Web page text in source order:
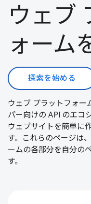
ウェブ
ォーム
探索を始める
ウェブ プラットフォー
パー向けの API のエコ
ウェブサイトを簡単に
す。これらのページは
ームの各部分を自分の
す。